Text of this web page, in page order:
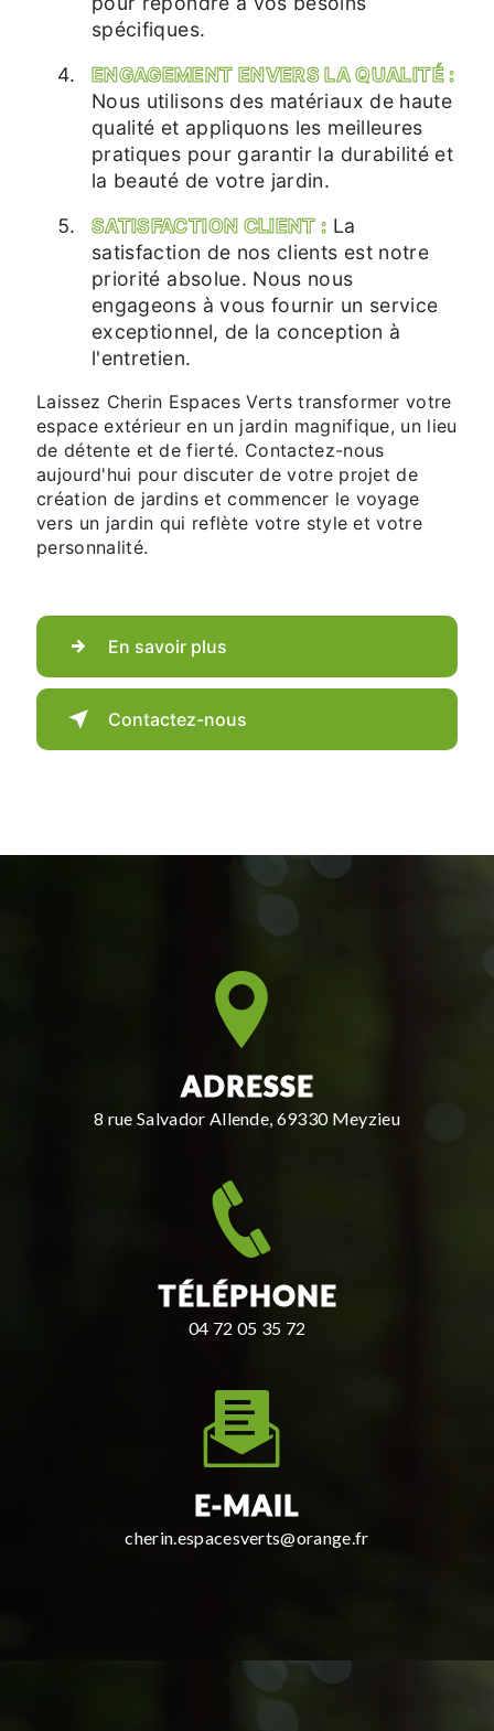
spécifiques.
ENGAGEMENT ENVERS LA QUALITÉ :
Nous utilisons des matériaux de haute
qualité et appliquons les meilleures
pratiques pour garantir la durabilité et
la beauté de votre jardin.
SATISFACTION CLIENT : La
satisfaction de nos clients est notre
priorité absolue. Nous nous
engageons à vous fournir un service
exceptionnel, de la conception à
l'entretien.
Laissez Cherin Espaces Verts transformer votre
espace extérieur en un jardin magnifique, un lieu
de détente et de fierté. Contactez-nous
aujourd'hui pour discuter de votre projet de
création de jardins et commencer le voyage
vers un jardin qui reflète votre style et votre
personnalité.
En savoir plus
Contactez-nous
ADRESSE
8 rue Salvador Allende, 69330 Meyzieu
TÉLÉPHONE
04 72 05 35 72
E-MAIL
cherin.espacesverts@orange.fr